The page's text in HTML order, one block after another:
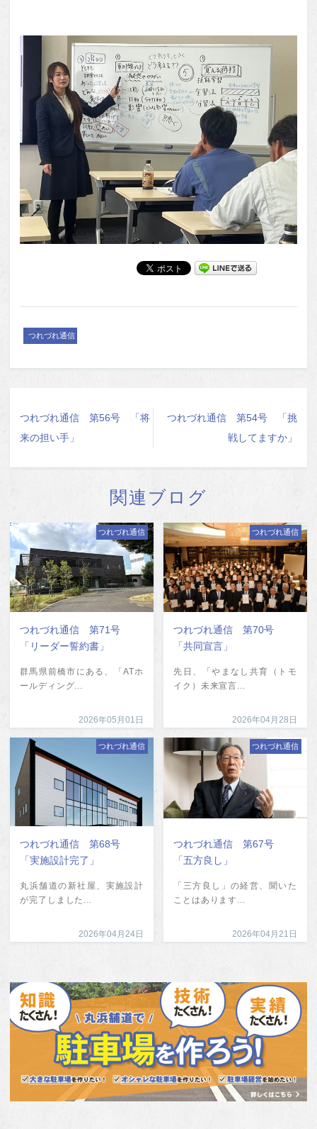
つれづれ通信
つれづれ通信 第56号 「将
来の担い手」
つれづれ通信 第54号 「挑
戦してますか」
関連ブログ
つれづれ通信 第71号
「リーダー誓約書」
つれづれ通信
群馬県前橋市にある、「ATホ
ールディング...
2026年05月01日
つれづれ通信 第70号
「共同宣言」
つれづれ通信
先日、「やまなし共育（トモ
イク）未来宣言...
2026年04月28日
つれづれ通信 第68号
「実施設計完了」
つれづれ通信
丸浜舗道の新社屋、実施設計
が完了しました...
2026年04月24日
つれづれ通信 第67号
「五方良し」
つれづれ通信
「三方良し」の経営、聞いた
ことはあります...
2026年04月21日